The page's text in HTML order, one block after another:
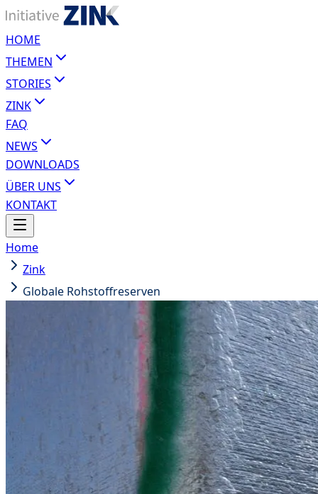
HOME
THEMEN
STORIES
ZINK
FAQ
NEWS
DOWNLOADS
ÜBER UNS
KONTAKT
Home
Zink
Globale Rohstoffreserven